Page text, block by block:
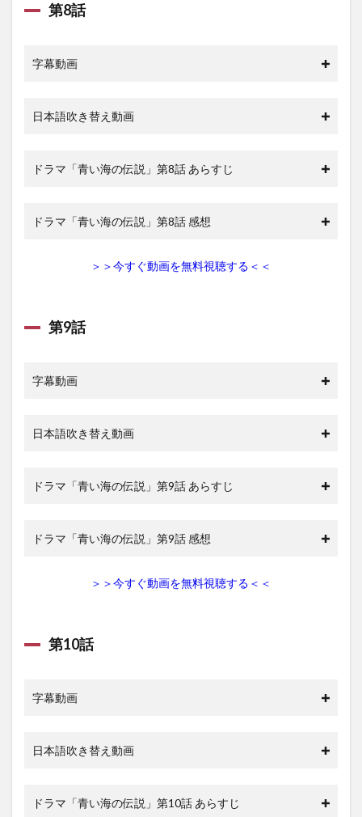
第8話
字幕動画
日本語吹き替え動画
ドラマ「青い海の伝説」第8話 あらすじ
ドラマ「青い海の伝説」第8話 感想
＞＞今すぐ動画を無料視聴する＜＜
第9話
字幕動画
日本語吹き替え動画
ドラマ「青い海の伝説」第9話 あらすじ
ドラマ「青い海の伝説」第9話 感想
＞＞今すぐ動画を無料視聴する＜＜
第10話
字幕動画
日本語吹き替え動画
ドラマ「青い海の伝説」第10話 あらすじ